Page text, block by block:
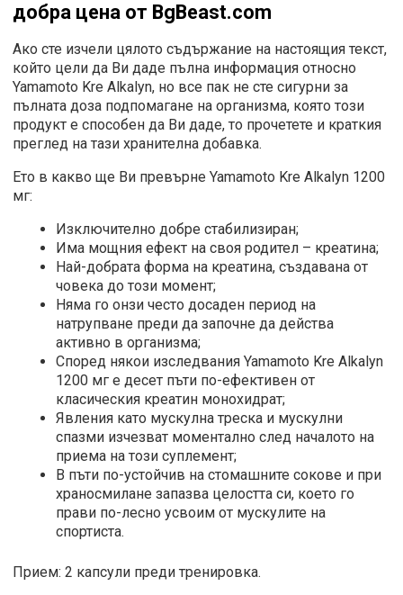
добра цена от BgBeast.com
Ако сте изчели цялото съдържание на настоящия текст,
който цели да Ви даде пълна информация относно
Yamamoto Kre Alkalyn, но все пак не сте сигурни за
пълната доза подпомагане на организма, която този
продукт е способен да Ви даде, то прочетете и краткия
преглед на тази хранителна добавка.
Ето в какво ще Ви превърне Yamamoto Kre Alkalyn 1200
мг:
Изключително добре стабилизиран;
Има мощния ефект на своя родител – креатина;
Най-добрата форма на креатина, създавана от
човека до този момент;
Няма го онзи често досаден период на
натрупване преди да започне да действа
активно в организма;
Според някои изследвания Yamamoto Kre Alkalyn
1200 мг е десет пъти по-ефективен от
класическия креатин монохидрат;
Явления като мускулна треска и мускулни
спазми изчезват моментално след началото на
приема на този суплемент;
В пъти по-устойчив на стомашните сокове и при
храносмилане запазва целостта си, което го
прави по-лесно усвоим от мускулите на
спортиста.
Прием: 2 капсули преди тренировка.